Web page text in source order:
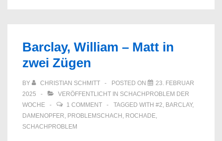
Barclay, William – Matt in
zwei Zügen
BY CHRISTIAN SCHMITT POSTED ON
23. FEBRUAR
2025
VERÖFFENTLICHT IN SCHACHPROBLEM DER
WOCHE
1 COMMENT TAGGED WITH #2, BARCLAY,
DAMENOPFER, PROBLEMSCHACH , ROCHADE,
SCHACHPROBLEM